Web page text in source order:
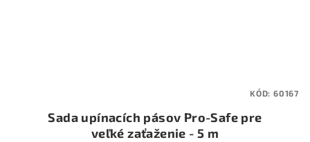
Sada upínacích pásov Pro-Safe pre
veľké zaťaženie - 5 m
KÓD: 60167